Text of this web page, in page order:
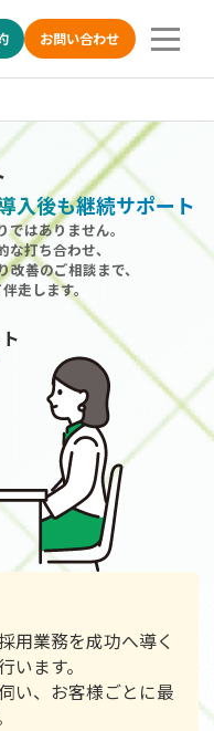
お問い合わせ
ーとのサポート
入後も継続サポート
はありません。
打ち合わせ、
善のご相談まで、
走します。
用業務を成功へ導く
ます。
い、お客様ごとに最